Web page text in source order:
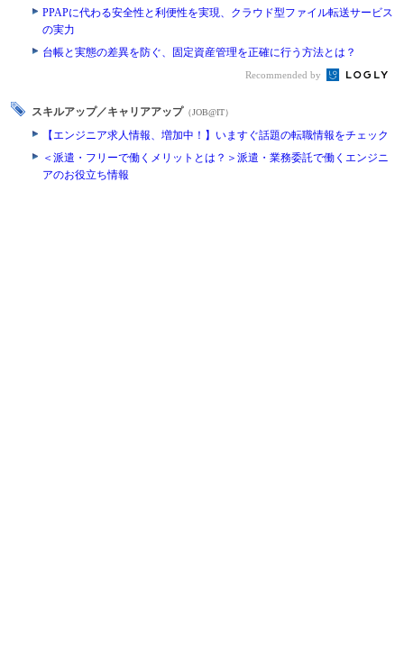
PPAPに代わる安全性と利便性を実現、クラウド型ファイル転送サービス
の実力
台帳と実態の差異を防ぐ、固定資産管理を正確に行う方法とは？
Recommended by
スキルアップ／キャリアアップ （JOB@IT）
【エンジニア求人情報、増加中！】いますぐ話題の転職情報をチェック
＜派遣・フリーで働くメリットとは？＞派遣・業務委託で働くエンジニ
アのお役立ち情報